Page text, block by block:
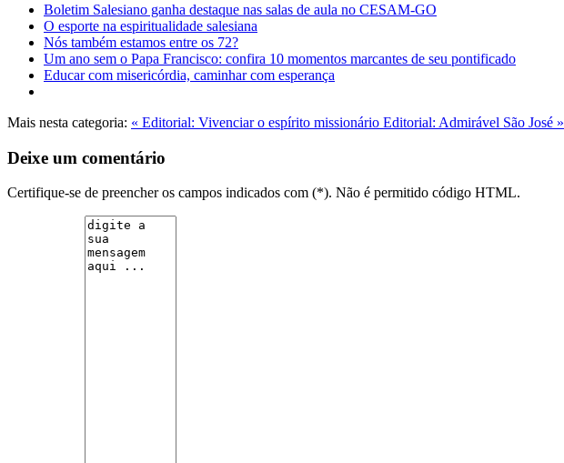
Boletim Salesiano ganha destaque nas salas de aula no CESAM-GO
O esporte na espiritualidade salesiana
Nós também estamos entre os 72?
Um ano sem o Papa Francisco: confira 10 momentos marcantes de seu pontificado
Educar com misericórdia, caminhar com esperança
Mais nesta categoria: « Editorial: Vivenciar o espírito missionário Editorial: Admirável São José »
Deixe um comentário
Certifique-se de preencher os campos indicados com (*). Não é permitido código HTML.